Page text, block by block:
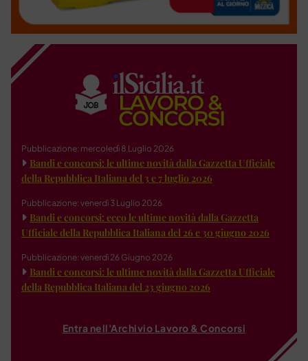
Pubblicazione: mercoledì 8 Luglio 2026
Bandi e concorsi: le ultime novità dalla Gazzetta Ufficiale
della Repubblica Italiana del 3 e 7 luglio 2026
Pubblicazione: venerdì 3 Luglio 2026
Bandi e concorsi: ecco le ultime novità dalla Gazzetta
Ufficiale della Repubblica Italiana del 26 e 30 giugno 2026
Pubblicazione: venerdì 26 Giugno 2026
Bandi e concorsi: le ultime novità dalla Gazzetta Ufficiale
della Repubblica Italiana del 23 giugno 2026
Entra nell'Archivio Lavoro & Concorsi